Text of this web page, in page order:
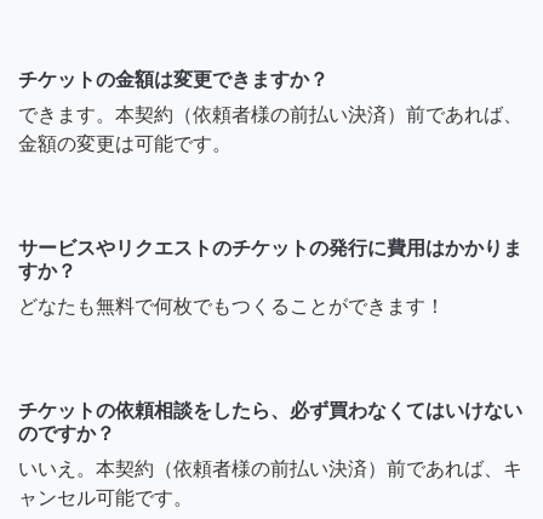
チケットの金額は変更できますか？
できます。本契約（依頼者様の前払い決済）前であれば、
金額の変更は可能です。
サービスやリクエストのチケットの発行に費用はかかりま
すか？
どなたも無料で何枚でもつくることができます！
チケットの依頼相談をしたら、必ず買わなくてはいけない
のですか？
いいえ。本契約（依頼者様の前払い決済）前であれば、キ
ャンセル可能です。